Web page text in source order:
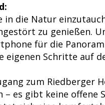
in die Natur
zu genießen.
für die
eigenen Schritte auf
zum Riedberger
– es gibt keine offene